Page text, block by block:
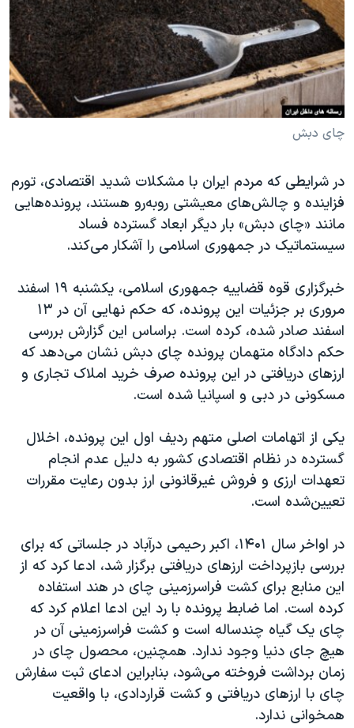
فرهنگ و زندگی
حقوق شهروندی
اقتصادی
علم و فناوری
اسرائیل در جنگ
آرشیو پخش زنده
مستندها
انتخابات ریاست جمهوری آمریکا ۲۰۲۴
حمله جمهوری اسلامی به اسرائیل
رمز مهسا
ورزش زنان در ایران
مجموعه مستندهای دادخواهی
تریبونال مردمی آبان ۹۸
دادگاه حمید نوری
قانون شفافیت دارائی کادر رهبری ایران
اعتراضات مردمی آبان ۹۸
اسرائیل در جنگ
نرگس محمدی برنده جایزه نوبل صلح
صفحه‌های ویژه
سفر پرزیدنت ترامپ به چین
دنبال کنید
زبانهای مختلف
چای دبش
در شرایطی که مردم ایران با مشکلات شدید اقتصادی، تورم
فزاینده و چالش‌های معیشتی روبه‌رو هستند، پرونده‌هایی
مانند «چای دبش» بار دیگر ابعاد گسترده فساد
سیستماتیک در جمهوری اسلامی را آشکار می‌کند.
خبرگزاری قوه قضاییه جمهوری اسلامی، یکشنبه ۱۹ اسفند
مروری بر جزئیات این پرونده، که حکم نهایی آن در ۱۳
اسفند صادر شده، کرده است. براساس این گزارش بررسی
حکم دادگاه متهمان پرونده چای دبش نشان می‌دهد که
ارزهای دریافتی در این پرونده صرف خرید املاک تجاری و
مسکونی در دبی و اسپانیا شده است.
یکی از اتهامات اصلی متهم ردیف اول این پرونده، اخلال
گسترده در نظام اقتصادی کشور به دلیل عدم انجام
تعهدات ارزی و فروش غیرقانونی ارز بدون رعایت مقررات
تعیین‌شده است.
در اواخر سال ۱۴۰۱، اکبر رحیمی درآباد در جلساتی که برای
بررسی بازپرداخت ارزهای دریافتی برگزار شد، ادعا کرد که از
این منابع برای کشت فراسرزمینی چای در هند استفاده
کرده است. اما ضابط پرونده با رد این ادعا اعلام کرد که
چای یک گیاه چندساله است و کشت فراسرزمینی آن در
هیچ جای دنیا وجود ندارد. همچنین، محصول چای در
زمان برداشت فروخته می‌شود، بنابراین ادعای ثبت سفارش
چای با ارزهای دریافتی و کشت قراردادی، با واقعیت
همخوانی ندارد.